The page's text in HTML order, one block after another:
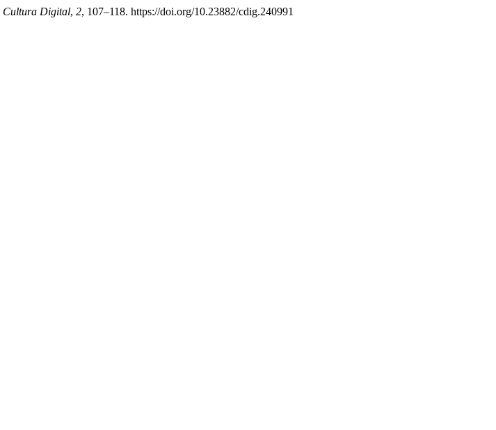
Cultura Digital, 2, 107–118. https://doi.org/10.23882/cdig.240991